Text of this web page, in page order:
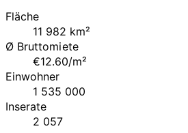
Fläche
11 982 km²
Ø Bruttomiete
€12.60/m²
Einwohner
1 535 000
Inserate
2 057